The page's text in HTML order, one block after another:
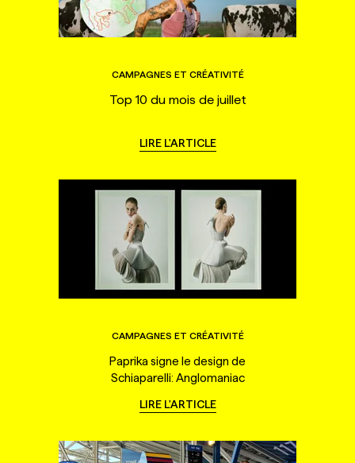
CAMPAGNES ET CRÉATIVITÉ
Top 10 du mois de juillet
LIRE L'ARTICLE
CAMPAGNES ET CRÉATIVITÉ
Paprika signe le design de
Schiaparelli: Anglomaniac
LIRE L'ARTICLE